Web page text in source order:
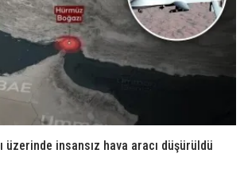
üzerinde insansız hava aracı düşürüldü